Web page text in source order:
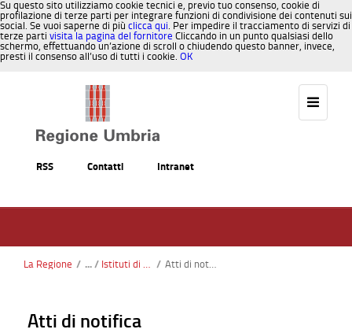
Su questo sito utilizziamo cookie tecnici e, previo tuo consenso, cookie di
profilazione di terze parti per integrare funzioni di condivisione dei contenuti sui
social. Se vuoi saperne di più clicca qui. Per impedire il tracciamento di servizi di
terze parti visita la pagina del fornitore Cliccando in un punto qualsiasi dello
schermo, effettuando un’azione di scroll o chiudendo questo banner, invece,
presti il consenso all’uso di tutti i cookie. OK
RSS Contatti Intranet
La Regione / Istituti di garanzia / Atti di notifica
Atti di notifica